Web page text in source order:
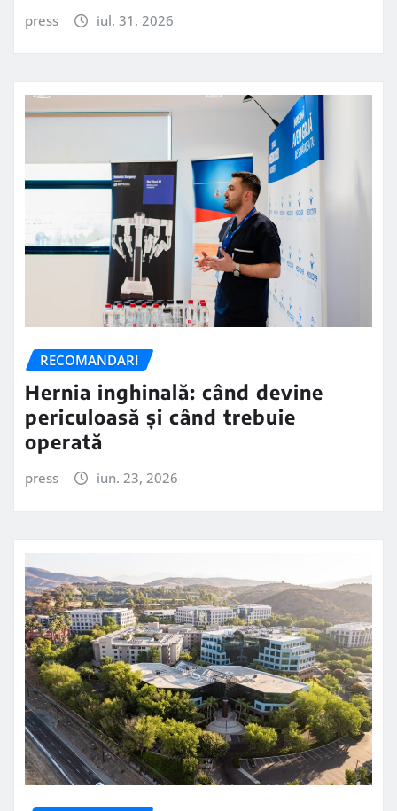
press iul. 31, 2026
RECOMANDARI
Hernia inghinală: când devine
periculoasă și când trebuie
operată
press iun. 23, 2026